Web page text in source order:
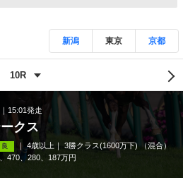
新潟 東京 京都
15:01発走
クス
良 4歳以上
3勝クラス(1600万下) （混合）
470、280、187万円